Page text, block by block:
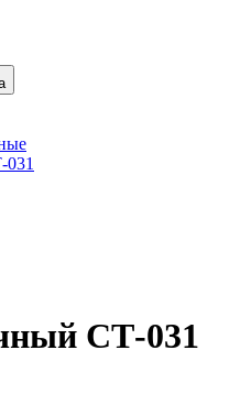
031
СТ-031